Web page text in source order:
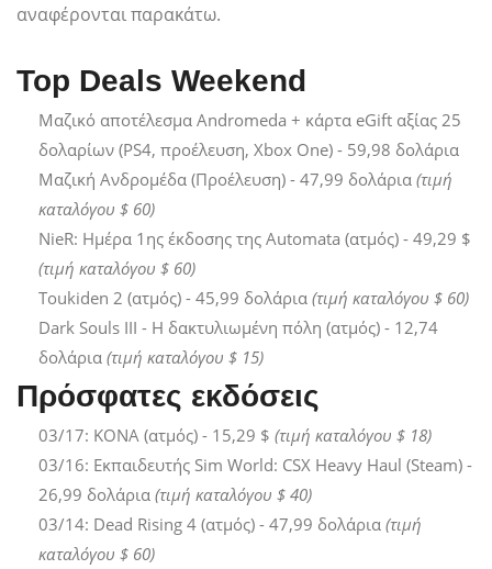
αναφέρονται παρακάτω.
Top Deals Weekend
Μαζικό αποτέλεσμα Andromeda + κάρτα eGift αξίας 25
δολαρίων (PS4, προέλευση, Xbox One) - 59,98 δολάρια
Μαζική Ανδρομέδα (Προέλευση) - 47,99 δολάρια (τιμή
καταλόγου $ 60)
NieR: Ημέρα 1ης έκδοσης της Automata (ατμός) - 49,29 $
(τιμή καταλόγου $ 60)
Toukiden 2 (ατμός) - 45,99 δολάρια (τιμή καταλόγου $ 60)
Dark Souls III - Η δακτυλιωμένη πόλη (ατμός) - 12,74
δολάρια (τιμή καταλόγου $ 15)
Πρόσφατες εκδόσεις
03/17: ΚΟΝΑ (ατμός) - 15,29 $ (τιμή καταλόγου $ 18)
03/16: Εκπαιδευτής Sim World: CSX Heavy Haul (Steam) -
26,99 δολάρια (τιμή καταλόγου $ 40)
03/14: Dead Rising 4 (ατμός) - 47,99 δολάρια (τιμή
καταλόγου $ 60)